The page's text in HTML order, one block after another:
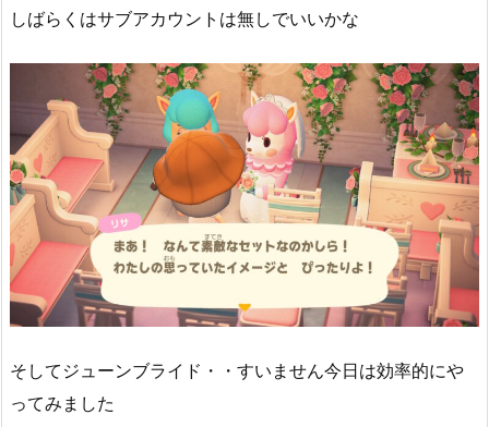
しばらくはサブアカウントは無しでいいかな
そしてジューンブライド・・すいません今日は効率的にや
ってみました